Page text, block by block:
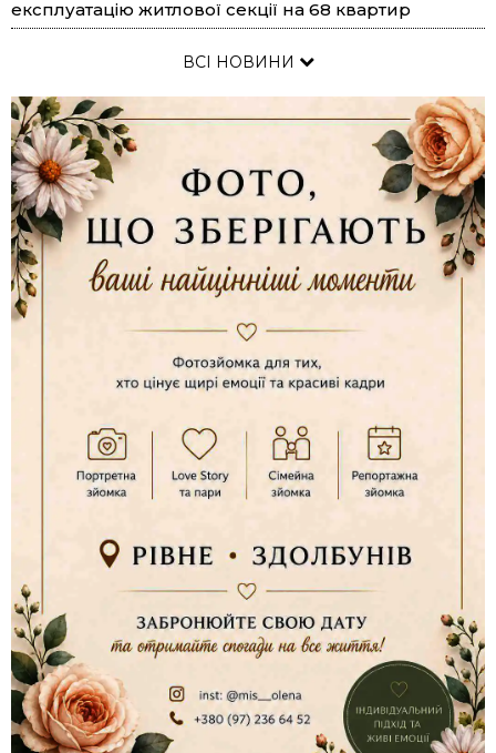
експлуатацію житлової секції на 68 квартир
ВСІ НОВИНИ